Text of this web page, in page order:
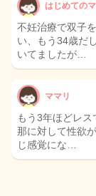
はじめての
不妊治療で双子
い、もう34歳だ
いてましたが…
ママリ
もう3年ほどレ
那に対して性欲
じ感覚にな…